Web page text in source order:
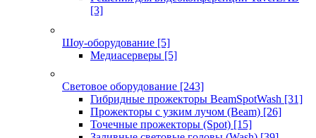
[3]
Шоу-оборудование [5]
Медиасерверы [5]
Световое оборудование [243]
Гибридные прожекторы BeamSpotWash [31]
Прожекторы с узким лучом (Beam) [26]
Точечные прожекторы (Spot) [15]